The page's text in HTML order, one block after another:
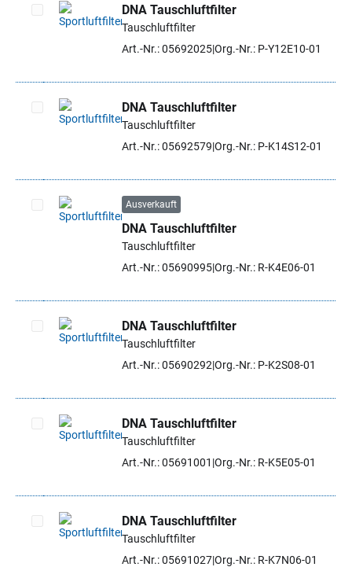
Artikel auswählen
DNA Tauschluftfilter
Tauschluftfilter
Art.-Nr.: 05692025Org.-Nr.: P-Y12E10-01
Artikel auswählen
DNA Tauschluftfilter
Tauschluftfilter
Art.-Nr.: 05692579 Org.-Nr.: P-K14S12-01
Artikel auswählen
Ausverkauft
DNA Tauschluftfilter
Tauschluftfilter
Art.-Nr.: 05690995Org.-Nr.: R-K4E06-01
Artikel auswählen
DNA Tauschluftfilter
Tauschluftfilter
Art.-Nr.: 05690292 Org.-Nr.: P-K2S08-01
Artikel auswählen
DNA Tauschluftfilter
Tauschluftfilter
Art.-Nr.: 05691001 Org.-Nr.: R-K5E05-01
Artikel auswählen
DNA Tauschluftfilter
Tauschluftfilter
Art.-Nr.: 05691027Org.-Nr.: R-K7N06-01